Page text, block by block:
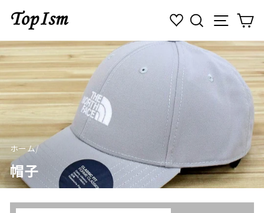
ン
ツ
に
ス
キ
ッ
る
検索 ナビ
ホーム/
帽子